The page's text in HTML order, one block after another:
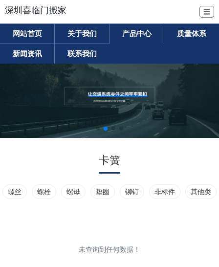
深圳喜临门搬家 ☰
网站首页 关于我们 产品中心 质量体系
新闻资讯 联系我们
卡簧
螺丝 螺栓 螺母 垫圈 铆钉 非标件 其他类
未查询到任何数据！